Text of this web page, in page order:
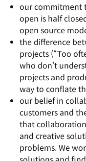
our commitment
open is half
open source
the difference
projects (“Too
who don’t
projects and
way to conflate
our belief in
customers and
that
and creative
problems. We